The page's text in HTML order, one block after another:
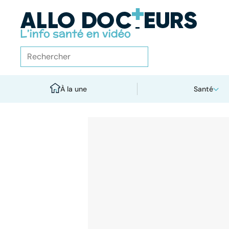
À la une Santé